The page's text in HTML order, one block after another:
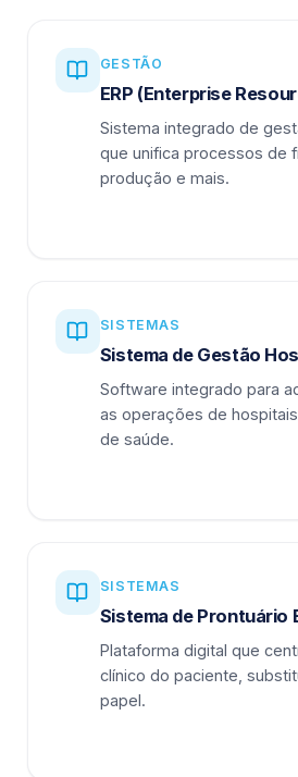
GESTÃO
ERP (Enterprise
Sistema integrado de
que unifica processos de
produção e mais.
SISTEMAS
Sistema de Gestão
Software integrado para
as operações de
de saúde.
SISTEMAS
Sistema de Prontuário
Plataforma digital que
clínico do paciente,
papel.